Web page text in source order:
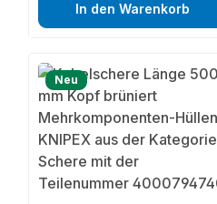
In den Warenkorb
Neu